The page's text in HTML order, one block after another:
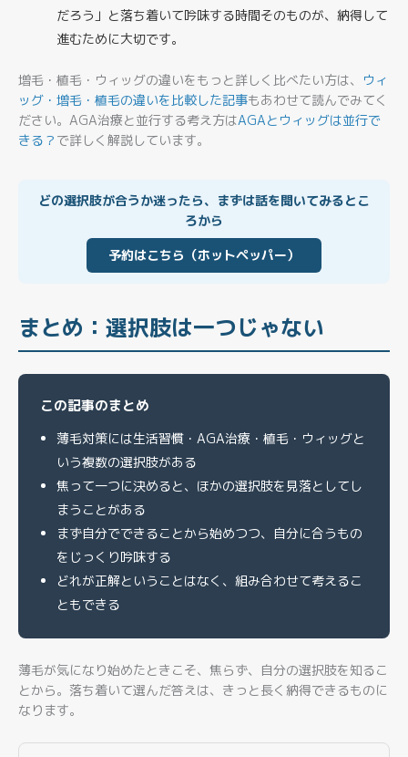
だろう」と落ち着いて吟味する時間そのものが、納得して
進むために大切です。
増毛・植毛・ウィッグの違いをもっと詳しく比べたい方は、
ウィ
ッグ・増毛・植毛の違いを比較した記事もあわせて読んでみてく
ださい。AGA治療と並行する考え方はAGAとウィッグは並行で
きる？ で詳しく解説しています。
どの選択肢が合うか迷ったら、まずは話を聞いてみるとこ
ろから
予約はこちら（ホットペッパー）
まとめ：選択肢は一つじゃない
この記事のまとめ
薄毛対策には生活習慣・AGA治療・植毛・ウィッグと
いう複数の選択肢がある
焦って一つに決めると、ほかの選択肢を見落としてし
まうことがある
まず自分でできることから始めつつ、自分に合うもの
をじっくり吟味する
どれが正解ということはなく、組み合わせて考えるこ
ともできる
薄毛が気になり始めたときこそ、焦らず、自分の選択肢を知るこ
とから。落ち着いて選んだ答えは、きっと長く納得できるものに
なります。